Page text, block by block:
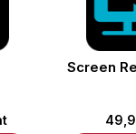
Screen